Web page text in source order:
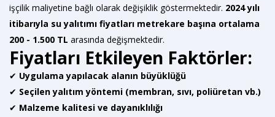
işçilik maliyetine bağlı olarak değişiklik göstermektedir. 2024 yılı
itibarıyla su yalıtımı fiyatları metrekare başına ortalama
200 - 1.500 TL arasında değişmektedir.
Fiyatları Etkileyen Faktörler:
✔ Uygulama yapılacak alanın büyüklüğü
✔ Seçilen yalıtım yöntemi (membran, sıvı, poliüretan vb.)
✔ Malzeme kalitesi ve dayanıklılığı